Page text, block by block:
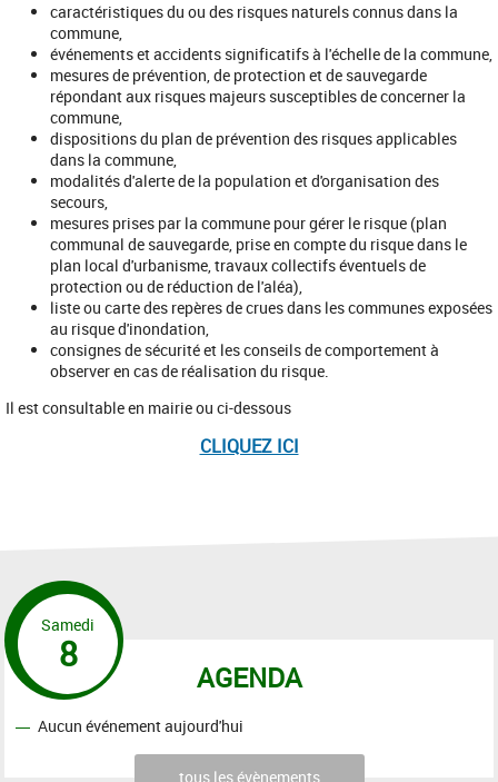
caractéristiques du ou des risques naturels connus dans la
commune,
événements et accidents significatifs à l'échelle de la commune,
mesures de prévention, de protection et de sauvegarde
répondant aux risques majeurs susceptibles de concerner la
commune,
dispositions du plan de prévention des risques applicables
dans la commune,
modalités d'alerte de la population et d'organisation des
secours,
mesures prises par la commune pour gérer le risque (plan
communal de sauvegarde, prise en compte du risque dans le
plan local d'urbanisme, travaux collectifs éventuels de
protection ou de réduction de l'aléa),
liste ou carte des repères de crues dans les communes exposées
au risque d'inondation,
consignes de sécurité et les conseils de comportement à
observer en cas de réalisation du risque.
Il est consultable en mairie ou ci-dessous
CLIQUEZ ICI
AGENDA
Samedi
8
Aucun événement aujourd'hui
tous les évènements